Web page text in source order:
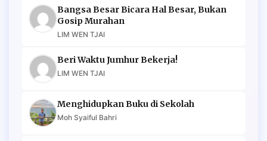
Bangsa Besar Bicara Hal Besar, Bukan
Gosip Murahan
LIM WEN TJAI
Beri Waktu Jumhur Bekerja!
LIM WEN TJAI
Menghidupkan Buku di Sekolah
Moh Syaiful Bahri